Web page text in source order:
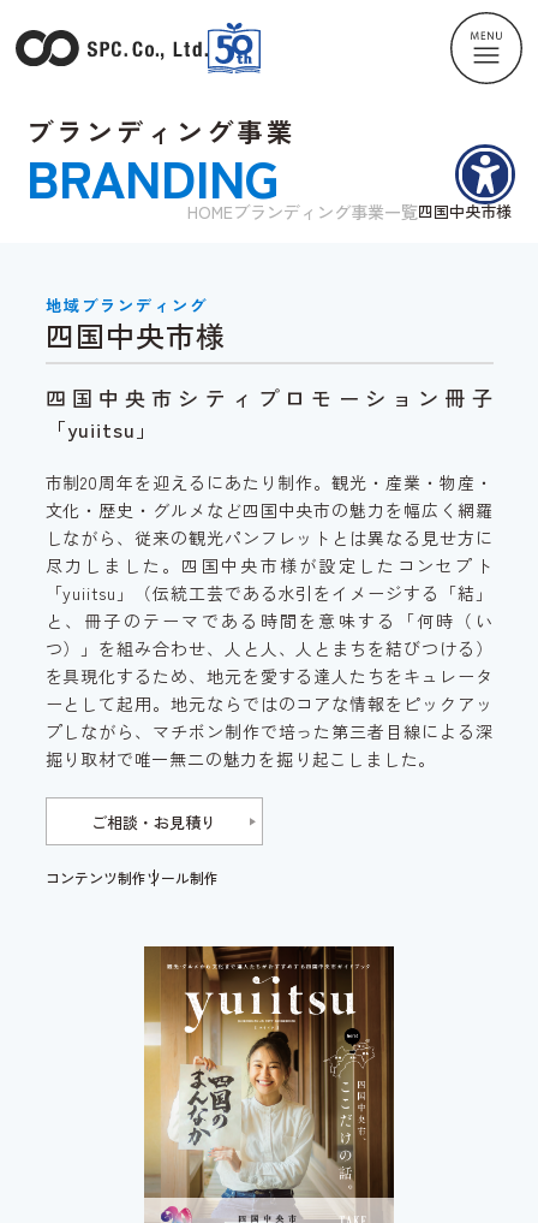
ブランディング事業
BRANDING
HOMEブランディング事業一覧四国中央市様
地域ブランディング
四国中央市様
四国中央市シティプロモーション冊子
「yuiitsu」
市制20周年を迎えるにあたり制作。観光・産業・物産・
文化・歴史・グルメなど四国中央市の魅力を幅広く網羅
しながら、従来の観光パンフレットとは異なる見せ方に
尽力しました。四国中央市様が設定したコンセプト
「yuiitsu」（伝統工芸である水引をイメージする「結」
と、冊子のテーマである時間を意味する「何時（い
つ）」を組み合わせ、人と人、人とまちを結びつける）
を具現化するため、地元を愛する達人たちをキュレータ
ーとして起用。地元ならではのコアな情報をピックアッ
プしながら、マチボン制作で培った第三者目線による深
掘り取材で唯一無二の魅力を掘り起こしました。
ご相談・お見積り
コンテンツ制作ツール制作